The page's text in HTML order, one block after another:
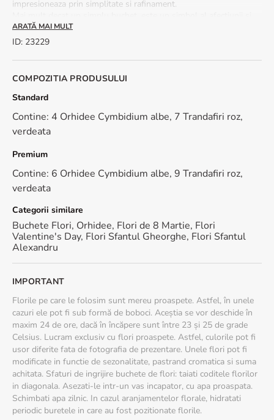
impresioneaza prin simplitate si rafinament.
dragostei, perfect pentru a face o declaratie de suflet. Cu livrare
rapida in 2-4 ore si gratuitate in peste 100 de orase, buchetul „Te
cadou pentru a face momentul si mai memorabil.
Ce tipuri de flori contine buchetul de orhidee si
trandafiri „Te ador”?
Buchetul „Te ador” este compus din orhidee Cymbidium si
variante, Standard si Premium, acesta este creat cu atentie pentru
a asigura atat estetica, cat si prospetimea florilor. Varianta
Standard include 4 orhidee Cymbidium albe si 7 trandafiri roz, in
timp ce varianta Premium contine 6 orhidee si 9 trandafiri, ambele
completate de verdeata care adauga volum si textura
aranjamentului.
Ce culori au florile din buchet?
Culorile predominante ale acestui buchet sunt rozul delicat si
Rozul simbolizeaza iubirea si admiratia, in timp ce albul orhideelor
adauga o nota de puritate si sofisticare. Este important de
mentionat ca, datorita naturii florilor proaspete, nuantele pot
varia usor fata de cele prezentate in imagine.
Pentru ce ocazii este potrivit un buchet de orhidee si
trandafiri „Te ador”?
Buchetul „Te ador” este potrivit pentru diverse ocazii speciale,
ARATĂ MAI MULT
ID: 23229
COMPOZITIA PRODUSULUI
Standard
Contine: 4 Orhidee Cymbidium albe, 7 Trandafiri roz,
verdeata
Premium
Contine: 6 Orhidee Cymbidium albe, 9 Trandafiri roz,
verdeata
Categorii similare
Buchete Flori, Orhidee, Flori de 8 Martie, Flori
Valentine's Day, Flori Sfantul Gheorghe, Flori Sfantul
Alexandru
IMPORTANT
Florile pe care le folosim sunt mereu proaspete. Astfel, în unele
cazuri ele pot fi sub formă de boboci. Aceștia se vor deschide în
maxim 24 de ore, dacă în încăpere sunt între 23 și 25 de grade
Celsius. Lucram exclusiv cu flori proaspete. Astfel, culorile pot fi
usor diferite fata de fotografia de prezentare. Unele flori pot fi
modificate in functie de sezonalitate, pastrand cromatica si suma
achitata. Sfaturi de ingrijire buchete de flori: taiati coditele florilor
in diagonala. Asezati-le intr-un vas incapator, cu apa proaspata.
Schimbati apa zilnic. In cazul aranjamentelor florale, hidratati
periodic buretele in care au fost pozitionate florile.